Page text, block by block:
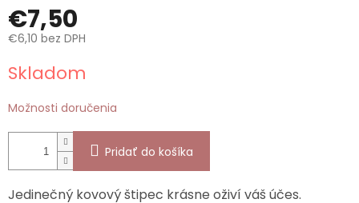
€7,50
€6,10 bez DPH
cena:
Skladom
Možnosti doručenia
Pridať do košíka
Jedinečný kovový štipec krásne oživí váš účes.